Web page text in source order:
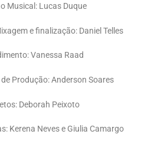
Musical: Lucas Duque
e finalização: Daniel Telles
Vanessa Raad
Produção: Anderson Soares
Deborah Peixoto
Kerena Neves e Giulia Camargo